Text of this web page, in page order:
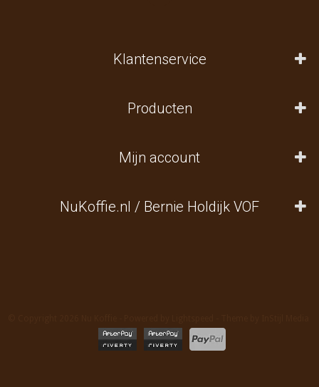
Klantenservice
Producten
Mijn account
NuKoffie.nl / Bernie Holdijk VOF